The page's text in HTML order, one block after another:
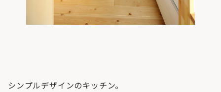
シンプルデザインのキッチン。